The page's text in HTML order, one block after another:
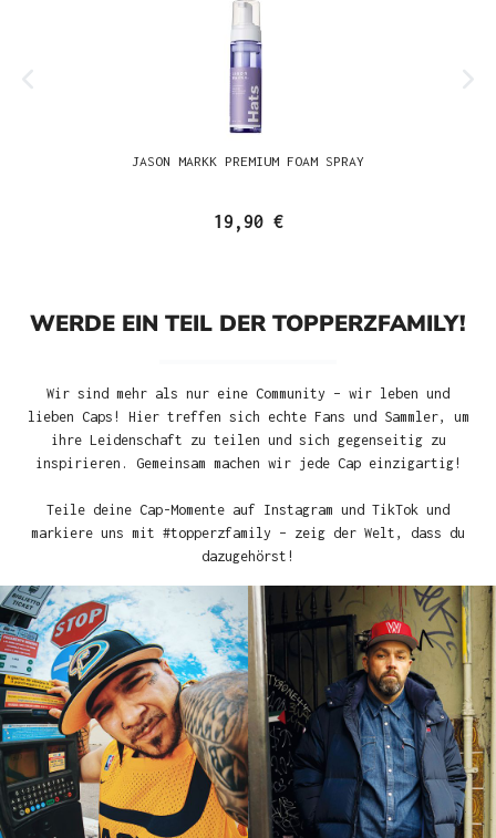
JASON MARKK PREMIUM FOAM SPRAY
19,90 €
WERDE EIN TEIL DER TOPPERZFAMILY!
Wir sind mehr als nur eine Community – wir leben und
lieben Caps! Hier treffen sich echte Fans und Sammler, um
ihre Leidenschaft zu teilen und sich gegenseitig zu
inspirieren. Gemeinsam machen wir jede Cap einzigartig!
Teile deine Cap-Momente auf Instagram und TikTok und
markiere uns mit #topperzfamily – zeig der Welt, dass du
dazugehörst!